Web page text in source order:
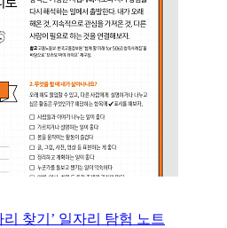
리 찾기’ 일자리 탐험 노트